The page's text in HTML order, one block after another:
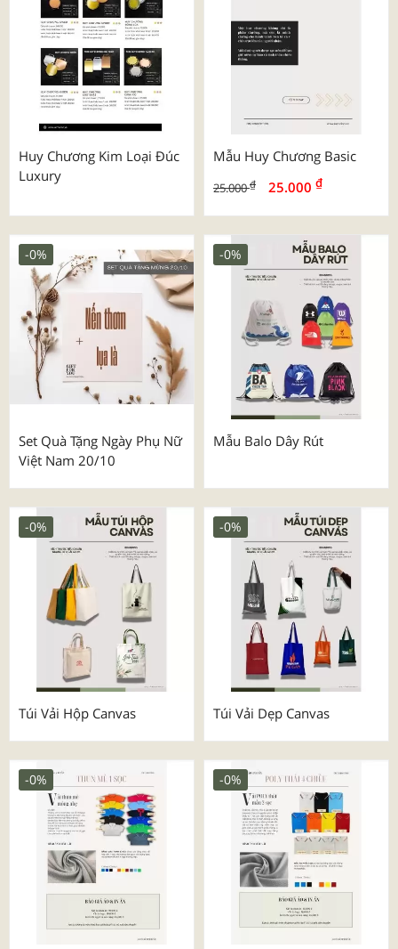
Huy Chương Kim Loại Đúc
Luxury
Mẫu Huy Chương Basic
25.000₫ 25.000 ₫
Set Quà Tặng Ngày Phụ Nữ
Việt Nam 20/10
-0%
Mẫu Balo Dây Rút
-0%
Túi Vải Hộp Canvas
-0%
Túi Vải Dẹp Canvas
-0%
-0% -0%